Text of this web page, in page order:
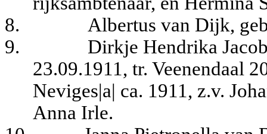
8.
Albertus van Dijk,
9.
Dirkje Hendrika
23.09.1911, tr. Veenendaal
Neviges|a| ca. 1911, z.v.
Anna Irle.